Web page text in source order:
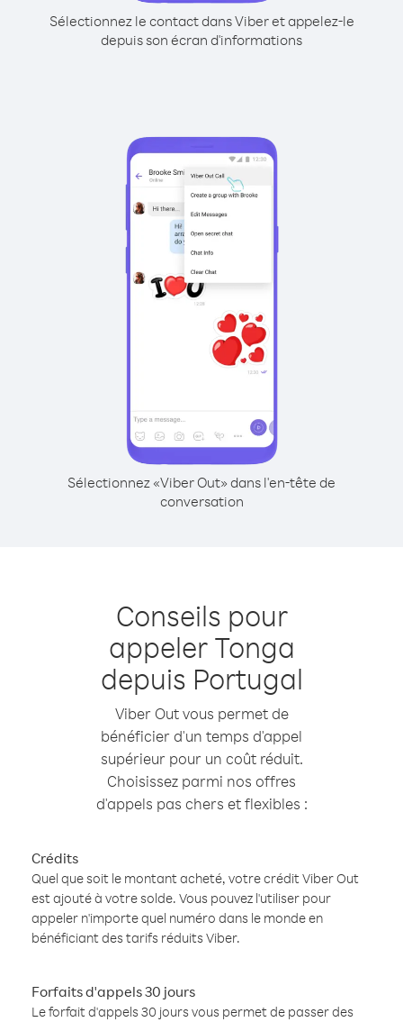
Sélectionnez le contact dans Viber et appelez-le
depuis son écran d'informations
Sélectionnez «Viber Out» dans l'en-tête de
conversation
Conseils pour
appeler Tonga
depuis Portugal
Viber Out vous permet de
bénéficier d'un temps d'appel
supérieur pour un coût réduit.
Choisissez parmi nos offres
d'appels pas chers et flexibles :
Crédits
Quel que soit le montant acheté, votre crédit Viber Out
est ajouté à votre solde. Vous pouvez l'utiliser pour
appeler n'importe quel numéro dans le monde en
bénéficiant des tarifs réduits Viber.
Forfaits d'appels 30 jours
Le forfait d'appels 30 jours vous permet de passer des